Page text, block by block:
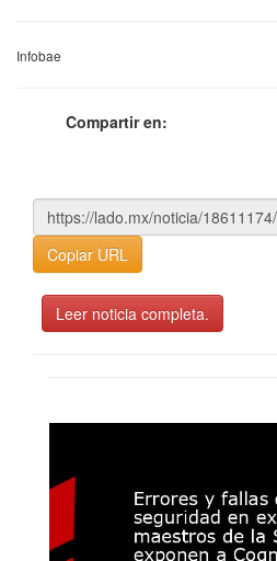
Infobae
Compartir en:
Copiar URL
Leer noticia completa.